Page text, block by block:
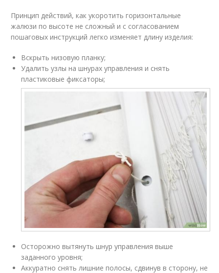
Принцип действий, как укоротить горизонтальные
жалюзи по высоте не сложный и с согласованием
пошаговых инструкций легко изменяет длину изделия:
Вскрыть низовую планку;
Удалить узлы на шнурах управления и снять
пластиковые фиксаторы;
Осторожно вытянуть шнур управления выше
заданного уровня;
Аккуратно снять лишние полосы, сдвинув в сторону, не